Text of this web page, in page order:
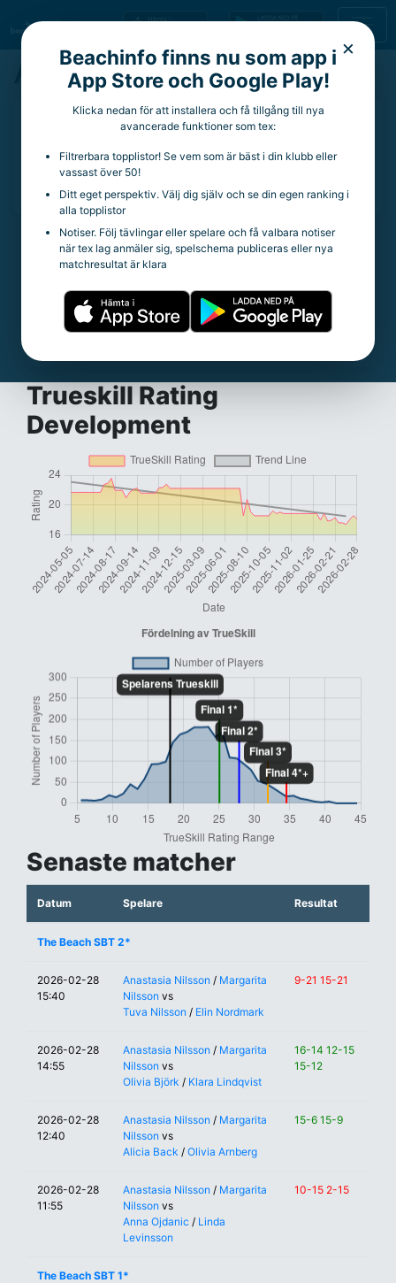
×
Beachinfo finns nu som app i
App Store och Google Play!
Klicka nedan för att installera och få tillgång till nya
avancerade funktioner som tex:
Filtrerbara topplistor! Se vem som är bäst i din klubb eller
vassast över 50!
Ditt eget perspektiv. Välj dig själv och se din egen ranking i
alla topplistor
Notiser. Följ tävlingar eller spelare och få valbara notiser
när tex lag anmäler sig, spelschema publiceras eller nya
matchresultat är klara
Anastasia Nilsson
Aktuella rankingpoäng:
Totala rankingpoäng:51
Statistik
Trueskill Rating:18.11
Spelade matcher:59
Vinstprocent:37.29%
Trueskill Rating
Development
Senaste matcher
Datum Spelare Resultat
The Beach SBT 2*
2026-02-28
15:40
Anastasia Nilsson / Margarita
Nilsson vs
Tuva Nilsson / Elin Nordmark
9-21 15-21
2026-02-28
14:55
Anastasia Nilsson / Margarita
Nilsson vs
Olivia Björk / Klara Lindqvist
16-14 12-15
15-12
2026-02-28
12:40
Anastasia Nilsson / Margarita
Nilsson vs
Alicia Back / Olivia Arnberg
15-6 15-9
2026-02-28
11:55
Anastasia Nilsson / Margarita
Nilsson vs
Anna Ojdanic / Linda
Levinsson
10-15 2-15
The Beach SBT 1*